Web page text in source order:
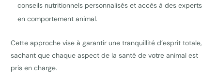
conseils nutritionnels personnalisés et accès à des experts
en comportement animal.
Cette approche vise à garantir une tranquillité d’esprit totale,
sachant que chaque aspect de la santé de votre animal est
pris en charge.